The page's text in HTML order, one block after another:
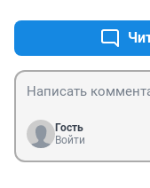
лежать буквой зю
сварить то, что в
- это другое.
Гость
Войти